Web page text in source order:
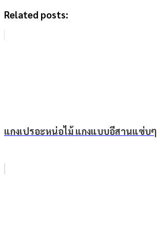
Related posts:
แกงเปรอะหน่อไม้ แกงแบบอีสานแซ่บๆ